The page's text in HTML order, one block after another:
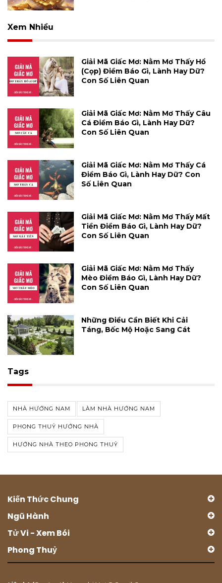
Xem Nhiều
Giải Mã Giấc Mơ: Nằm Mơ Thấy Hổ
(cọp) Điềm Báo Gì, Lành Hay Dữ?
Con Số Liên Quan
Giải Mã Giấc Mơ: Nằm Mơ Thấy Câu
Cá Điềm Báo Gì, Lành Hay Dữ?
Con Số Liên Quan
Giải Mã Giấc Mơ: Nằm Mơ Thấy Cá
Điềm Báo Gì, Lành Hay Dữ? Con
Số Liên Quan
Giải Mã Giấc Mơ: Nằm Mơ Thấy Mất
Tiền Điềm Báo Gì, Lành Hay Dữ?
Con Số Liên Quan
Giải Mã Giấc Mơ: Nằm Mơ Thấy
Mèo Điềm Báo Gì, Lành Hay Dữ?
Con Số Liên Quan
Những Điều Cần Biết Khi Cải
Táng, Bốc Mộ Hoặc Sang Cát
Tags
NHÀ HƯỚNG NAM LÀM NHÀ HƯỚNG NAM
PHONG THUỶ HƯỚNG NHÀ
HƯỚNG NHÀ THEO PHONG THUỶ
Kiến Thức Chung
Ngũ Hành
Tử Vi - Xem Bói
Phong Thuỷ